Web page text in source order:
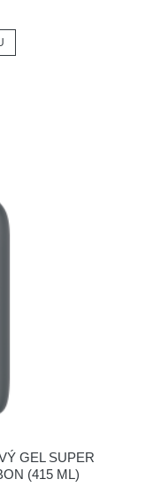
GEL SUPER
(415 ML)